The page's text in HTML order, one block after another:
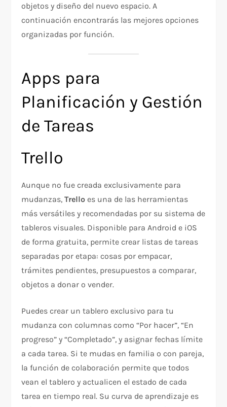
objetos y diseño del nuevo espacio. A
continuación encontrarás las mejores opciones
organizadas por función.
Apps para
Planificación y Gestión
de Tareas
Trello
Aunque no fue creada exclusivamente para
mudanzas,Trello es una de las herramientas
más versátiles y recomendadas por su sistema de
tableros visuales. Disponible para Android e iOS
de forma gratuita, permite crear listas de tareas
separadas por etapa: cosas por empacar,
trámites pendientes, presupuestos a comparar,
objetos a donar o vender.
Puedes crear un tablero exclusivo para tu
mudanza con columnas como “Por hacer”, “En
progreso” y “Completado”, y asignar fechas límite
a cada tarea. Si te mudas en familia o con pareja,
la función de colaboración permite que todos
vean el tablero y actualicen el estado de cada
tarea en tiempo real. Su curva de aprendizaje es